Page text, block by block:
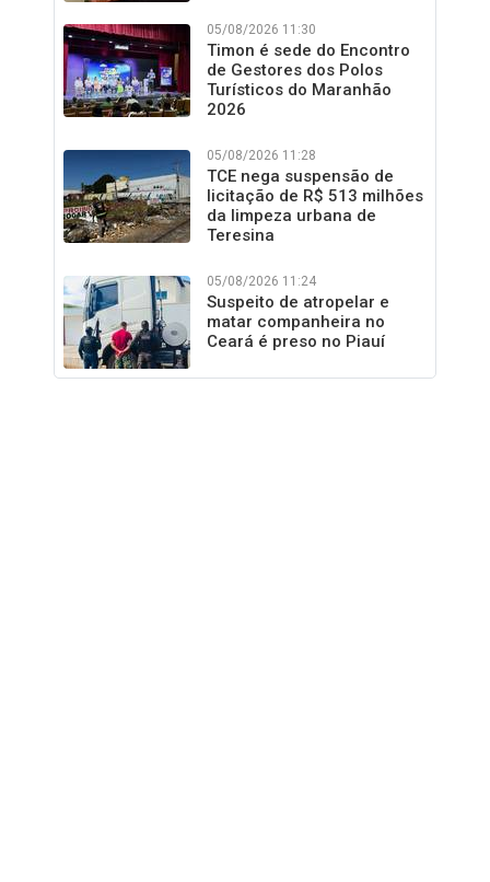
05/08/2026 11:30
Timon é sede do Encontro
de Gestores dos Polos
Turísticos do Maranhão
2026
05/08/2026 11:28
TCE nega suspensão de
licitação de R$ 513 milhões
da limpeza urbana de
Teresina
05/08/2026 11:24
Suspeito de atropelar e
matar companheira no
Ceará é preso no Piauí